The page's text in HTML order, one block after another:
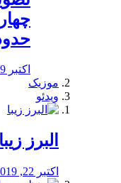
حدود
اکتبر 19, 2019
موزیک
ویدئو
البرز زیبا
اکتبر 22, 2019